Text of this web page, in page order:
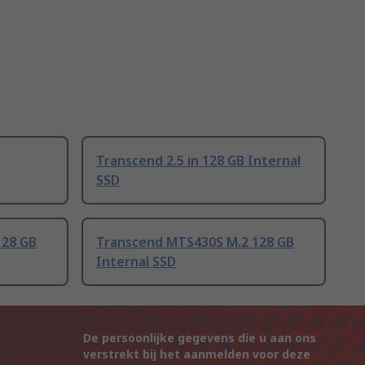
Transcend 2.5 in 128 GB Internal
SSD
GB
Transcend MTS430S M.2 128 GB
Internal SSD
De persoonlijke gegevens die u aan ons
verstrekt bij het aanmelden voor deze